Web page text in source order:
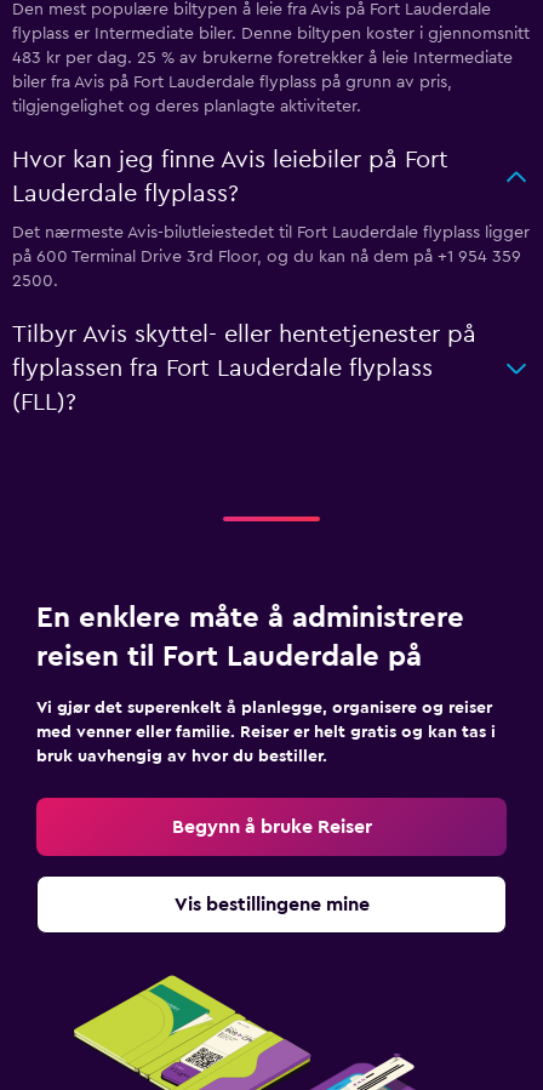
Den mest populære biltypen å leie fra Avis på Fort Lauderdale
flyplass er Intermediate biler. Denne biltypen koster i gjennomsnitt
483 kr per dag. 25 % av brukerne foretrekker å leie Intermediate
biler fra Avis på Fort Lauderdale flyplass på grunn av pris,
tilgjengelighet og deres planlagte aktiviteter.
Hvor kan jeg finne Avis leiebiler på Fort
Lauderdale flyplass?
Det nærmeste Avis-bilutleiestedet til Fort Lauderdale flyplass ligger
på 600 Terminal Drive 3rd Floor, og du kan nå dem på +1 954 359
2500.
Tilbyr Avis skyttel- eller hentetjenester på
flyplassen fra Fort Lauderdale flyplass
(FLL)?
En enklere måte å administrere
reisen til Fort Lauderdale på
Vi gjør det superenkelt å planlegge, organisere og reiser
med venner eller familie. Reiser er helt gratis og kan tas i
bruk uavhengig av hvor du bestiller.
Begynn å bruke Reiser
Vis bestillingene mine